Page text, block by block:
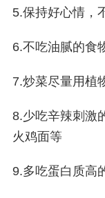
5.保持好心情，
6.不吃油腻的食
7.炒菜尽量用植
8.少吃辛辣刺激
火鸡面等
9.多吃蛋白质高